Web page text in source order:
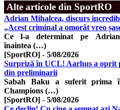
Alte articole din SportRO
Adrian Mihalcea, discurs
„Acest criminal a omorât vreo
Ce l-a determinat pe Adrian
înaintea (…)
[SportRO] - 5/08/2026
Surpriză în UCL! Aarhus a oprit
din preliminarii
Sabah Baku a suferit prima
Champions (…)
[SportRO] - 5/08/2026